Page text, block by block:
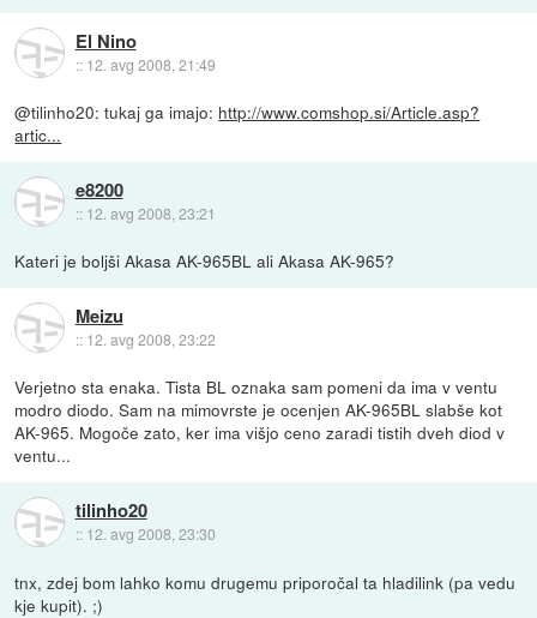
El Nino
:: 12. avg 2008, 21:49
@tilinho20: tukaj ga imajo: http://www.comshop.si/Article.asp?
artic...
e8200
:: 12. avg 2008, 23:21
Kateri je boljši Akasa AK-965BL ali Akasa AK-965?
Meizu
:: 12. avg 2008, 23:22
Verjetno sta enaka. Tista BL oznaka sam pomeni da ima v ventu
modro diodo. Sam na mimovrste je ocenjen AK-965BL slabše kot
AK-965. Mogoče zato, ker ima višjo ceno zaradi tistih dveh diod v
ventu...
tilinho20
:: 12. avg 2008, 23:30
tnx, zdej bom lahko komu drugemu priporočal ta hladilink (pa vedu
kje kupit). ;)